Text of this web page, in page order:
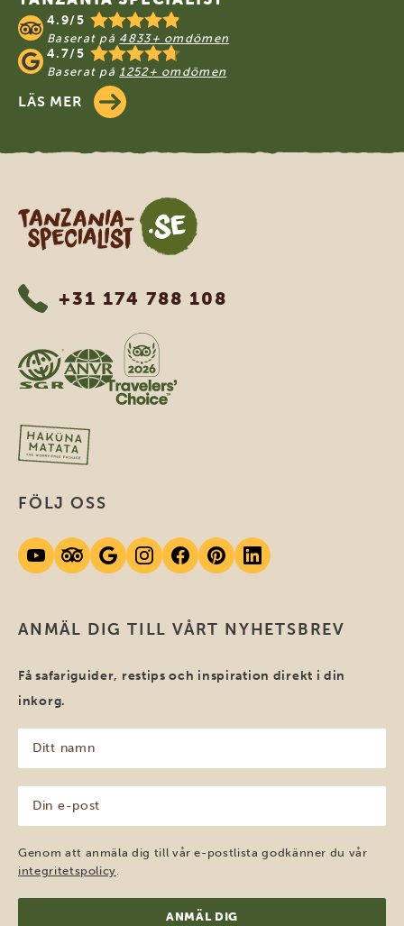
4.9/5
Baserat på 4833+ omdömen
4.7/5
Baserat på 1252+ omdömen
LÄS MER
Tanzania Specialist
+31 174 788 108
ANMÄL DIG TILL VÅRT NYHETSBREV
Få safariguider, restips och inspiration direkt i din
inkorg.
namn
(Obligatoriskt)
post
(Obligatoriskt)
Genom att anmäla dig till vår e-postlista godkänner du vår
integritetspolicy
FÖLJ OSS